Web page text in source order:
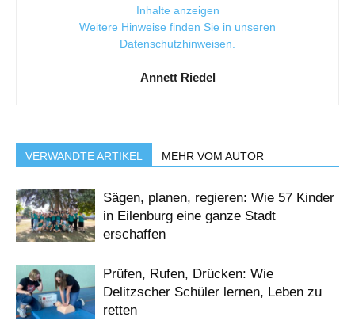
Inhalte anzeigen
Weitere Hinweise finden Sie in unseren
Datenschutzhinweisen
Annett Riedel
VERWANDTE ARTIKEL MEHR VOM AUTOR
Sägen, planen, regieren: Wie 57 Kinder
in Eilenburg eine ganze Stadt
erschaffen
Prüfen, Rufen, Drücken: Wie
Delitzscher Schüler lernen, Leben zu
retten